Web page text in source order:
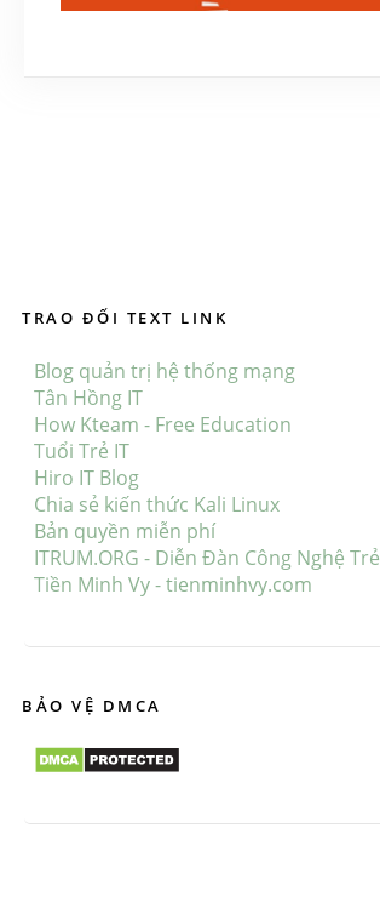
TRAO ĐỔI TEXT LINK
Blog quản trị hệ thống mạng
Tân Hồng IT
How Kteam - Free Education
Tuổi Trẻ IT
Hiro IT Blog
Chia sẻ kiến thức Kali Linux
Bản quyền miễn phí
ITRUM.ORG - Diễn Đàn Công Nghệ Trẻ
Tiền Minh Vy - tienminhvy.com
BẢO VỆ DMCA